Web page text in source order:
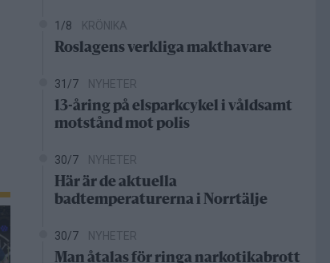
1/8 KRÖNIKA
Roslagens verkliga makthavare
31/7 NYHETER
13-åring på elsparkcykel i våldsamt
motstånd mot polis
30/7 NYHETER
Här är de aktuella
badtemperaturerna i Norrtälje
30/7 NYHETER
Man åtalas för ringa narkotikabrott